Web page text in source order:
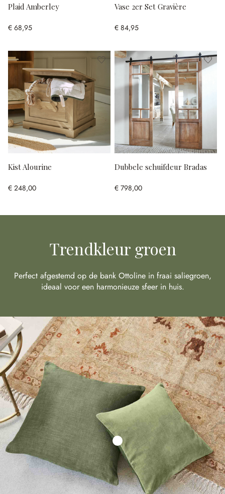
Plaid Amberley
€ 68,95
Vase 2er Set Gravière
€ 84,95
Kist Alourine
€ 248,00
Dubbele schuifdeur Bradas
€ 798,00
Trendkleur groen
Perfect afgestemd op de bank Ottoline in fraai saliegroen,
ideaal voor een harmonieuze sfeer in huis.